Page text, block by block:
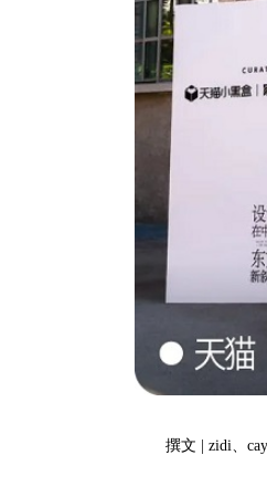
撰文 | zidi、